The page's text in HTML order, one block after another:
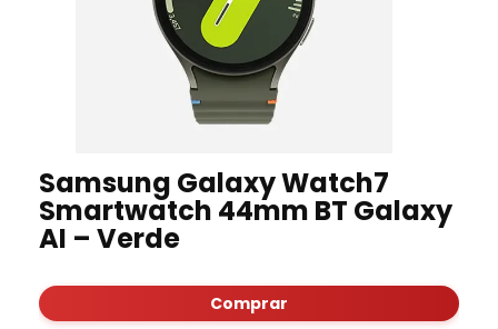
Samsung Galaxy Watch7
Smartwatch 44mm BT Galaxy
AI – Verde
Comprar